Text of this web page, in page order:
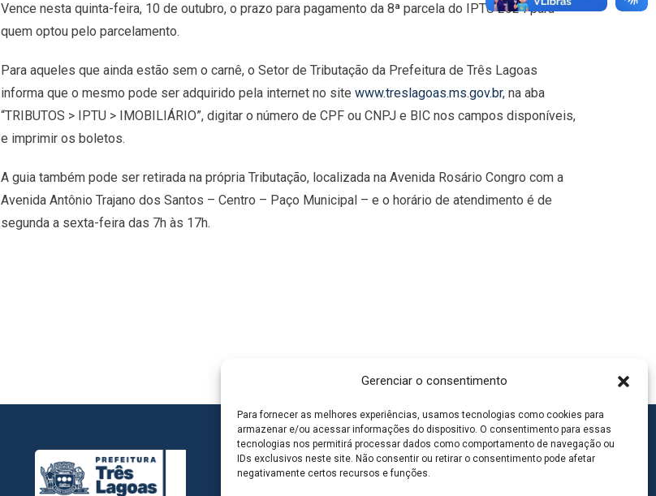
Gerenciar o consentimento
Para fornecer as melhores experiências, usamos tecnologias como cookies para
armazenar e/ou acessar informações do dispositivo. O consentimento para essas
tecnologias nos permitirá processar dados como comportamento de navegação ou
IDs exclusivos neste site. Não consentir ou retirar o consentimento pode afetar
negativamente certos recursos e funções.
Vence nesta quinta-feira, 10 de outubro, o prazo para pagamento da 8ª parcela do IPTU 2024 para
quem optou pelo parcelamento.
Para aqueles que ainda estão sem o carnê, o Setor de Tributação da Prefeitura de Três Lagoas
informa que o mesmo pode ser adquirido pela internet no site www.treslagoas.ms.gov.br, na aba
“TRIBUTOS > IPTU > IMOBILIÁRIO”, digitar o número de CPF ou CNPJ e BIC nos campos disponíveis,
e imprimir os boletos.
A guia também pode ser retirada na própria Tributação, localizada na Avenida Rosário Congro com a
Avenida Antônio Trajano dos Santos – Centro – Paço Municipal – e o horário de atendimento é de
segunda a sexta-feira das 7h às 17h.